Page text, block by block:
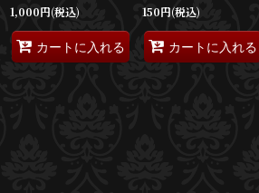
1,000円(税込)
カートに入れる
150円(税込)
カートに入れる